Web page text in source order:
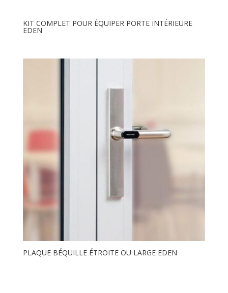
KIT COMPLET POUR ÉQUIPER PORTE INTÉRIEURE
EDEN
PLAQUE BÉQUILLE ÉTROITE OU LARGE EDEN